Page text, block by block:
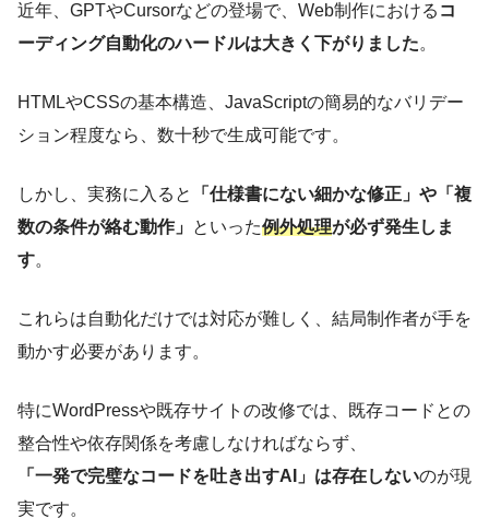
近年、GPTやCursorなどの登場で、Web制作における コ
ーディング自動化のハードルは大きく下がりました。
HTMLやCSSの基本構造、JavaScriptの簡易的なバリデー
ション程度なら、数十秒で生成可能です。
しかし、実務に入ると
「仕様書にない細かな修正」や「複
数の条件が絡む動作」 といった例外処理が必ず発生しま
す。
これらは自動化だけでは対応が難しく、結局制作者が手を
動かす必要があります。
特にWordPressや既存サイトの改修では、既存コードとの
整合性や依存関係を考慮しなければならず、
「一発で完璧なコードを吐き出すAI」は存在しないのが現
実です。